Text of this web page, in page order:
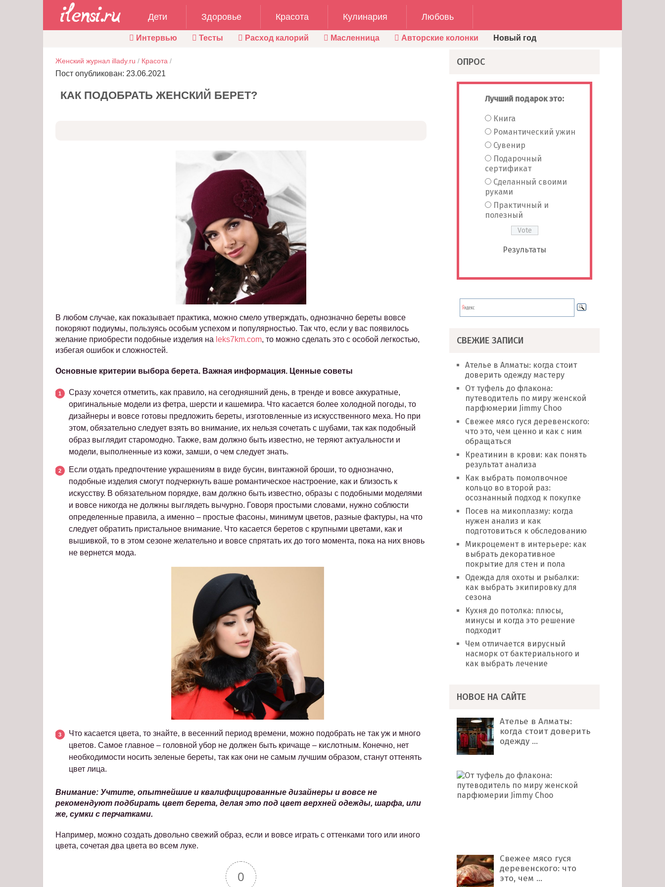
Дети Здоровье Красота Кулинария Любовь
Интервью Тесты Расход калорий Масленница Авторские колонки Новый год
Женский журнал illady.ru / Красота /
Пост опубликован: 23.06.2021
КАК ПОДОБРАТЬ ЖЕНСКИЙ БЕРЕТ?
В любом случае, как показывает практика, можно смело утверждать, однозначно береты вовсе
покоряют подиумы, пользуясь особым успехом и популярностью. Так что, если у вас появилось
желание приобрести подобные изделия на leks7km.com, то можно сделать это с особой легкостью,
избегая ошибок и сложностей.
Основные критерии выбора берета. Важная информация. Ценные советы
Сразу хочется отметить, как правило, на сегодняшний день, в тренде и вовсе аккуратные,
оригинальные модели из фетра, шерсти и кашемира. Что касается более холодной погоды, то
дизайнеры и вовсе готовы предложить береты, изготовленные из искусственного меха. Но при
этом, обязательно следует взять во внимание, их нельзя сочетать с шубами, так как подобный
образ выглядит старомодно. Также, вам должно быть известно, не теряют актуальности и
модели, выполненные из кожи, замши, о чем следует знать.
Если отдать предпочтение украшениям в виде бусин, винтажной броши, то однозначно,
подобные изделия смогут подчеркнуть ваше романтическое настроение, как и близость к
искусству. В обязательном порядке, вам должно быть известно, образы с подобными моделями
и вовсе никогда не должны выглядеть вычурно. Говоря простыми словами, нужно соблюсти
определенные правила, а именно – простые фасоны, минимум цветов, разные фактуры, на что
следует обратить пристальное внимание. Что касается беретов с крупными цветами, как и
вышивкой, то в этом сезоне желательно и вовсе спрятать их до того момента, пока на них вновь
не вернется мода.
Что касается цвета, то знайте, в весенний период времени, можно подобрать не так уж и много
цветов. Самое главное – головной убор не должен быть кричаще – кислотным. Конечно, нет
необходимости носить зеленые береты, так как они не самым лучшим образом, станут оттенять
цвет лица.
Внимание: Учтите, опытнейшие и квалифицированные дизайнеры и вовсе не
рекомендуют подбирать цвет берета, делая это под цвет верхней одежды, шарфа, или
же, сумки с перчатками.
Например, можно создать довольно свежий образ, если и вовсе играть с оттенками того или иного
цвета, сочетая два цвета во всем луке.
0
ОПРОС
Лучший подарок это:
Книга
Романтический ужин
Сувенир
Подарочный
сертификат
Сделанный своими
руками
Практичный и
полезный
Результаты
СВЕЖИЕ ЗАПИСИ
Ателье в Алматы: когда стоит
доверить одежду мастеру
От туфель до флакона:
путеводитель по миру женской
парфюмерии Jimmy Choo
Свежее мясо гуся деревенского:
что это, чем ценно и как с ним
обращаться
Креатинин в крови: как понять
результат анализа
Как выбрать помолвочное
кольцо во второй раз:
осознанный подход к покупке
Посев на микоплазму: когда
нужен анализ и как
подготовиться к обследованию
Микроцемент в интерьере: как
выбрать декоративное
покрытие для стен и пола
Одежда для охоты и рыбалки:
как выбрать экипировку для
сезона
Кухня до потолка: плюсы,
минусы и когда это решение
подходит
Чем отличается вирусный
насморк от бактериального и
как выбрать лечение
НОВОЕ НА САЙТЕ
Ателье в Алматы:
когда стоит доверить
одежду …
Свежее мясо гуся
деревенского: что
это, чем …